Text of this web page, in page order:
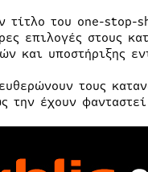
τίτλο του one-stop-
επιλογές στους
και υποστήριξης
τους
την έχουν